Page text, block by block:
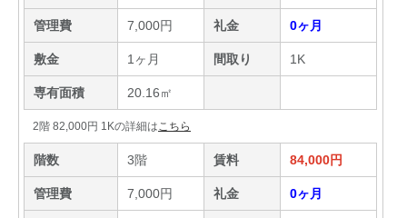
管理費 7,000円 礼金 0ヶ月
敷金 1ヶ月 間取り 1K
専有面積 20.16㎡
2階 82,000円 1Kの詳細は こちら
階数 3階 賃料 84,000円
管理費 7,000円 礼金 0ヶ月